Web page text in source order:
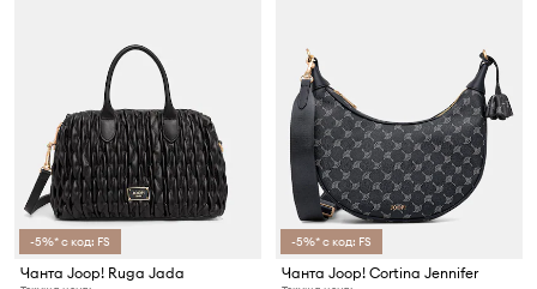
-5%* с код: FS
Чанта Joop! Ruga Jada
-5%* с код: FS
Чанта Joop! Cortina Jennifer